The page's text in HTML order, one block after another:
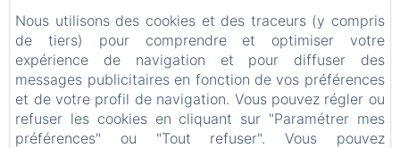
Le Gîte Aubrac Bien-être
Autour de la ferme
Contact
Nous utilisons des cookies et des traceurs (y compris
de tiers) pour comprendre et optimiser votre
expérience de navigation et pour diffuser des
messages publicitaires en fonction de vos préférences
et de votre profil de navigation. Vous pouvez régler ou
refuser les cookies en cliquant sur "Paramétrer mes
préférences" ou "Tout refuser". Vous pouvez